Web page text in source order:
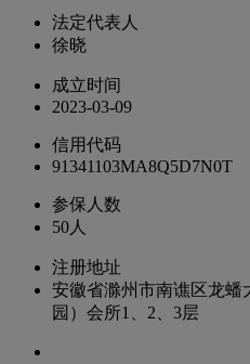
法定代表人
徐晓
成立时间
2023-03-09
信用代码
91341103MA8Q5D7N0T
参保人数
50人
注册地址
安徽省滁州市南谯区龙蟠
园）会所1、2、3层